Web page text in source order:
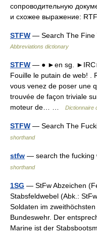
сопроводительную
и схожее выражение:
STFW — Search The Fine
Abbreviations dictionary
STFW — ● ►en sg.
Fouille le putain de web! .
vous venez de poser une
trouvée de façon triviale
moteur de… …
Dictionnaire
STFW — Search The
shorthand
stfw — search the
shorthand
1SG — StFw Abzeichen
Stabsfeldwebel (Abk.:
Soldaten im
Bundeswehr. Der
Marine ist der